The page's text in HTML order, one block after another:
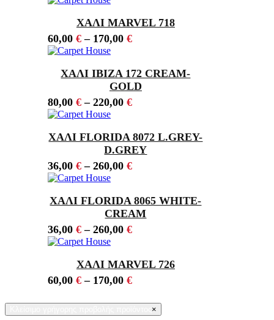
ΧΑΛΙ MARVEL 718
60,00 €– 170,00 €
ΧΑΛΙ IBIZA 172 CREAM-
GOLD
80,00 €– 220,00 €
ΧΑΛΙ FLORIDA 8072 L.GREY-
D.GREY
36,00 €– 260,00 €
ΧΑΛΙ FLORIDA 8065 WHITE-
CREAM
36,00 €– 260,00 €
ΧΑΛΙ MARVEL 726
60,00 €– 170,00 €
×